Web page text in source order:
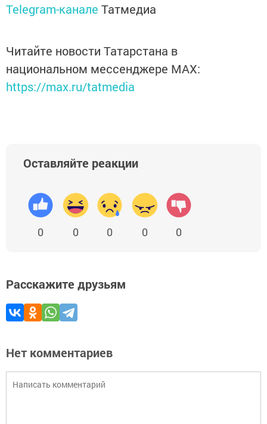
Telegram-канале Татмедиа
Читайте новости Татарстана в
национальном мессенджере MАХ:
https://max.ru/tatmedia
Оставляйте реакции
0 0 0 0 0
Расскажите друзьям
Нет комментариев